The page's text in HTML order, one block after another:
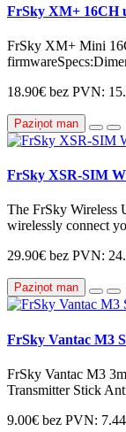
FrSky XM+ 16CH
FrSky XM+ Mini
18.90€ bez PVN:
Paziņot man
FrSky XSR-SIM
The FrSky Wireless
wirelessly connect
29.90€ bez PVN:
Paziņot man
FrSky Vantac M3
FrSky Vantac M3
Transmitter Stick
9.00€ bez PVN: